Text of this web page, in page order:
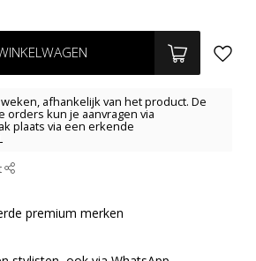
afhankelijk van het product. De
kun je aanvragen via
plaats via een erkende
premium merken